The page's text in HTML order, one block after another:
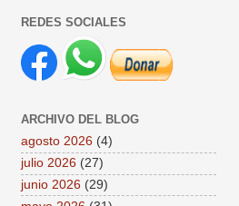
REDES SOCIALES
ARCHIVO DEL BLOG
agosto 2026 (4)
julio 2026 (27)
junio 2026 (29)